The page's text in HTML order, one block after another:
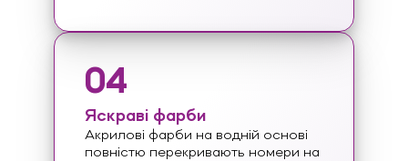
04
Яскраві фарби
Акрилові фарби на водній основі
повністю перекривають номери на